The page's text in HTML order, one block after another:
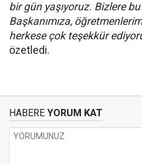
bir gün yaşıyoruz. Bizlere
Başkanımıza,
herkese çok teşekkür
özetledi.
HABERE YORUM KAT